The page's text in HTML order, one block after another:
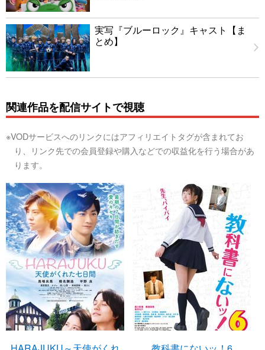
実写『ブルーロック』キャスト【ま
とめ】
関連作品を配信サイトで視聴
※VODサービスへのリンクにはアフィリエイトタグが含まれてお
り、リンク先での会員登録や購入などでの収益化を行う場合があ
ります。